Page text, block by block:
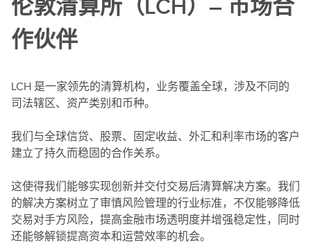
作伙伴
LCH 是一家领先的清算机构，业务覆盖全球，涉及不同的
司法辖区、资产类别和币种。
我们与全球信贷、股票、固定收益、外汇和利率市场的客户
建立了持久而稳固的合作关系。
这使得我们能够实现创新并交付交易后清算解决方案。我们
的解决方案树立了审慎风险管理的行业标准，不仅能够降低
交易对手方风险，提高金融市场透明度并增强稳定性，同时
还能够解锁提高资本和运营效率的机会。